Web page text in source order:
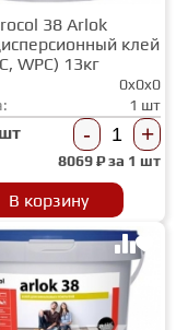
38 Arlok
клей
WPC) 13кг
0x0x0
1 шт
- +
8069₽ за 1 шт
В корзину